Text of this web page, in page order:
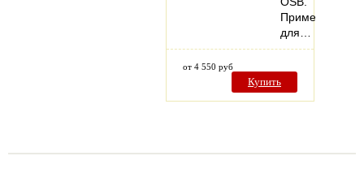
Применяется
для…
от 4 550 руб
Купить